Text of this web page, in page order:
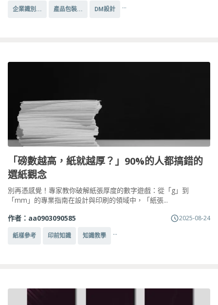
企業識別... 產品包裝... DM設計 ...
「磅數越高，紙就越厚？」90%的人都搞錯的
選紙觀念
別再憑感覺！專家教你破解紙張厚度的數字遊戲：從「g」到
「mm」的專業指南在設計與印刷的領域中，「紙張...
作者： aa0903090585 2025-08-24
紙樣參考 印前知識 知識教學 ...